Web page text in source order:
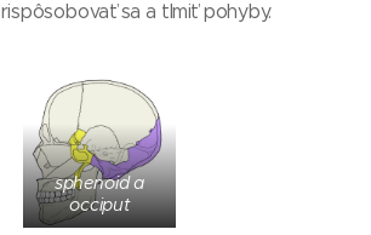
sa a tlmiť pohyby.
sphenoid a
occiput